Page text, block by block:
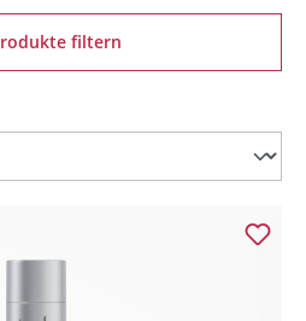
filtern